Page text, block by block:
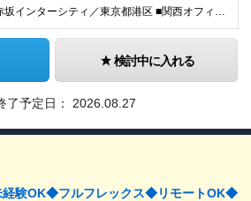
■赤坂インターシティ／東京都港区 ■関西オフィス／大阪府大阪市北区 ■アクセンチュア・イノベーションセンター北海道／北海道札幌市 ■アクセンチュア・アドバンスト・テクノロジーセンター仙台／宮城県仙台市
検討中に入れる
了予定日： 2026.08.27
経験OK◆フルフレックス◆リモートOK◆